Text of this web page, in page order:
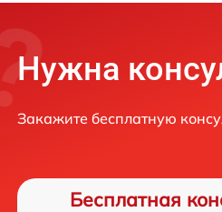
Нужна
Закажите бесплатную
Бесплатная